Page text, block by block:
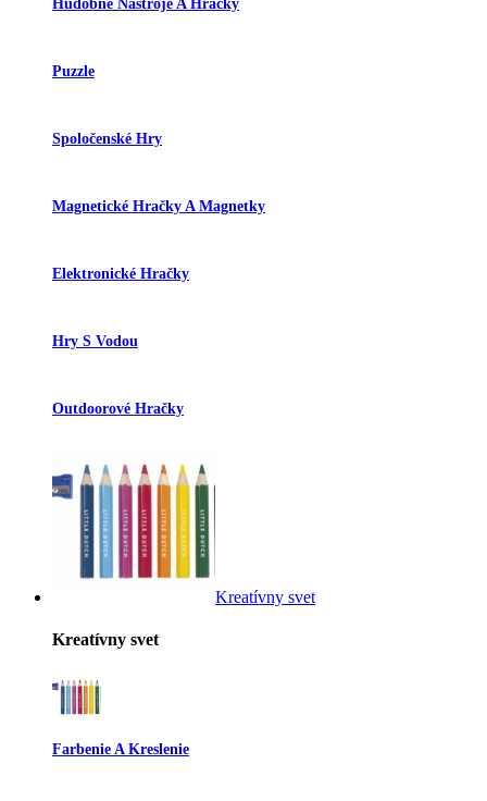
Hudobné Nástroje A Hračky
Puzzle
Spoločenské Hry
Magnetické Hračky A Magnetky
Elektronické Hračky
Hry S Vodou
Outdoorové Hračky
Kreatívny svet
Kreatívny svet
Farbenie A Kreslenie